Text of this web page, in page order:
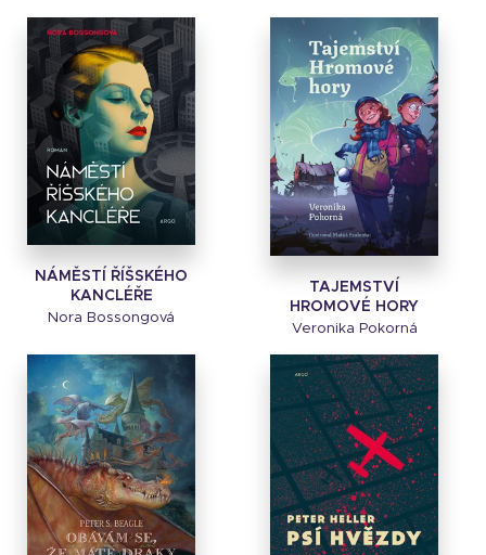
NÁMĚSTÍ ŘÍŠSKÉHO
KANCLÉŘE
Nora Bossongová
TAJEMSTVÍ
HROMOVÉ HORY
Veronika Pokorná